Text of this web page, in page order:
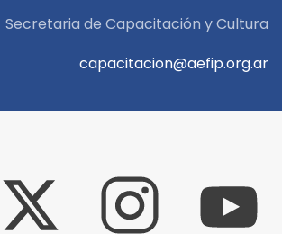
Secretaria de Capacitación y Cultura
capacitacion@aefip.org.ar